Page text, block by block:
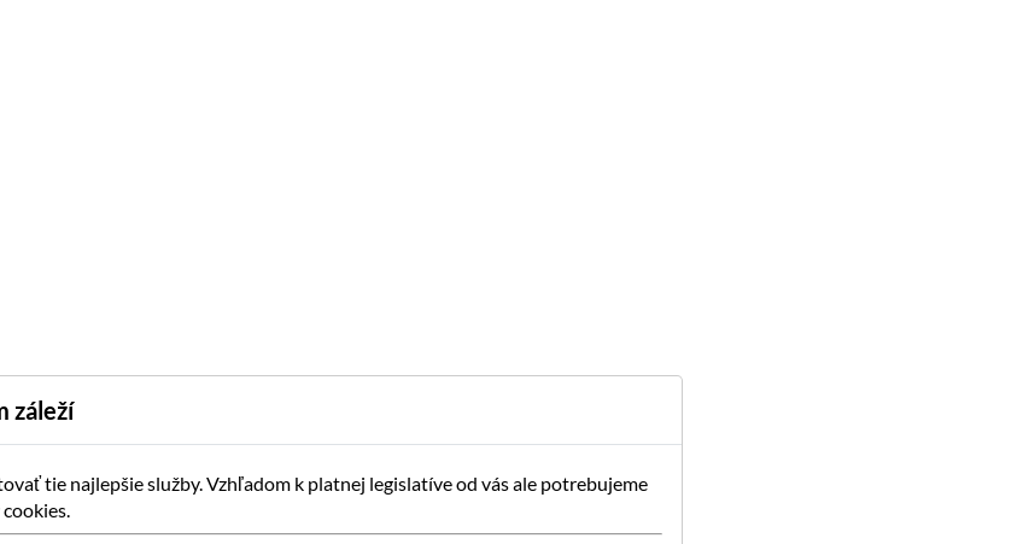
záleží
tie najlepšie služby. Vzhľadom k platnej legislatíve od vás ale potrebujeme